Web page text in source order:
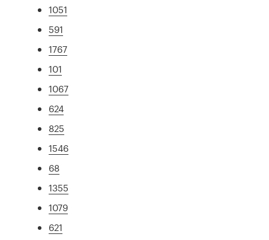
1051
591
1767
101
1067
624
825
1546
68
1355
1079
621